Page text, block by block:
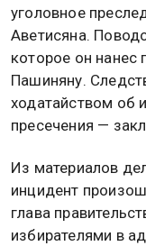
уголовное
Аветисяна.
которое он нанес
Пашиняну.
ходатайством об
пресечения —
Из материалов
инцидент
глава
избирателями в